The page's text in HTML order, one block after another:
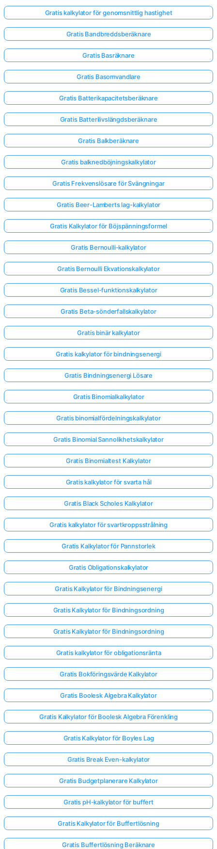
Inga
frågor
Ställ
första
fråga
Gratis kalkylator för genomsnittlig hastighet
Gratis Bandbreddsberäknare
Gratis Basräknare
Gratis Basomvandlare
Gratis Batterikapacitetsberäknare
Gratis Batterilivslängdsberäknare
Gratis Balkberäknare
Gratis balknedböjningskalkylator
Gratis Frekvenslösare för Svängningar
Gratis Beer-Lamberts lag-kalkylator
Gratis Kalkylator för Böjspänningsformel
Gratis Bernoulli-kalkylator
Gratis Bernoulli Ekvationskalkylator
Gratis Bessel-funktionskalkylator
Gratis Beta-sönderfallskalkylator
Gratis binär kalkylator
Gratis kalkylator för bindningsenergi
Gratis Bindningsenergi Lösare
Gratis Binomialkalkylator
Gratis binomialfördelningskalkylator
Gratis Binomial Sannolikhetskalkylator
Gratis Binomialtest Kalkylator
Gratis kalkylator för svarta hål
Gratis Black Scholes Kalkylator
Gratis kalkylator för svartkroppsstrålning
Gratis Kalkylator för Pannstorlek
Gratis Obligationskalkylator
Gratis Kalkylator för Bindningsenergi
Gratis Kalkylator för Bindningsordning
Gratis Kalkylator för Bindningsordning
Gratis kalkylator för obligationsränta
Gratis Bokföringsvärde Kalkylator
Gratis Boolesk Algebra Kalkylator
Gratis Kalkylator för Boolesk Algebra Förenkling
Gratis Kalkylator för Boyles Lag
Gratis Break Even-kalkylator
Gratis Budgetplanerare Kalkylator
Gratis pH-kalkylator för buffert
Gratis Kalkylator för Buffertlösning
Gratis Buffertlösning Beräknare